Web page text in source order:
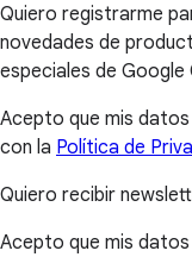
Quiero registrarme
novedades de
especiales de Google
Acepto que mis
con la Política de
Quiero recibir
Acepto que mis